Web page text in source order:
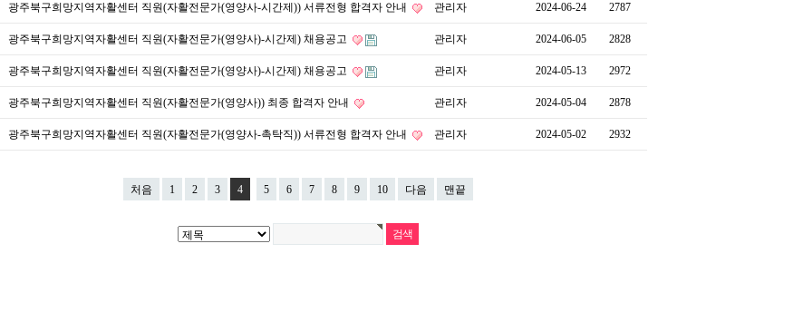
광주북구희망지역자활센터 직원(자활전문가(영양사-시간제)) 서류전형 합격자 안내 관리자 2024-06-24 2787
광주북구희망지역자활센터 직원(자활전문가(영양사)-시간제) 채용공고 관리자 2024-06-05 2828
광주북구희망지역자활센터 직원(자활전문가(영양사)-시간제) 채용공고 관리자 2024-05-13 2972
​광주북구희망지역자활센터 직원(자활전문가(영양사)) 최종 합격자 안내 관리자 2024-05-04 2878
광주북구희망지역자활센터 직원(자활전문가(영양사-촉탁직)) 서류전형 합격자 안내 관리자 2024-05-02 2932
처음 1 2 3 4 5 6 7 8 9 10 다음 맨끝